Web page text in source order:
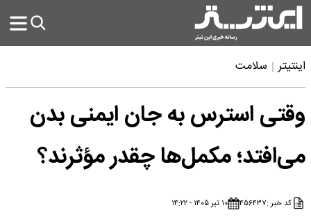
اینتیتر سلامت
وقتی استرس به جان ایمنی بدن
می‌افتد؛ مکمل‌ها چقدر مؤثرند؟
کد خبر :۴۵۶۴۳۷ ۱۰ تیر ۱۴۰۵ - ۱۴:۲۲